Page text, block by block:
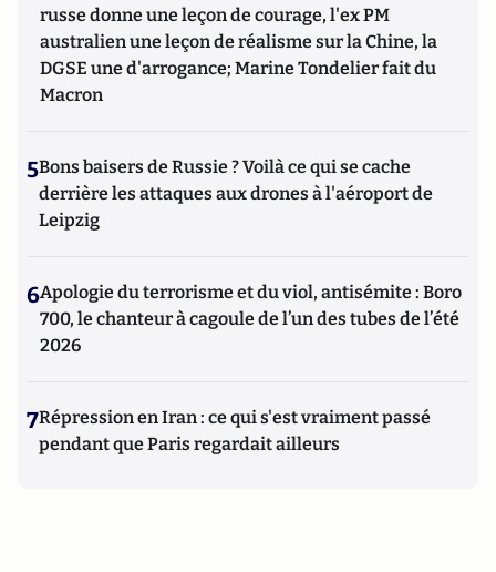
russe donne une leçon de courage, l'ex PM
australien une leçon de réalisme sur la Chine, la
DGSE une d'arrogance; Marine Tondelier fait du
Macron
5Bons baisers de Russie ? Voilà ce qui se cache
derrière les attaques aux drones à l'aéroport de
Leipzig
6Apologie du terrorisme et du viol, antisémite : Boro
700, le chanteur à cagoule de l’un des tubes de l’été
2026
7Répression en Iran : ce qui s'est vraiment passé
pendant que Paris regardait ailleurs